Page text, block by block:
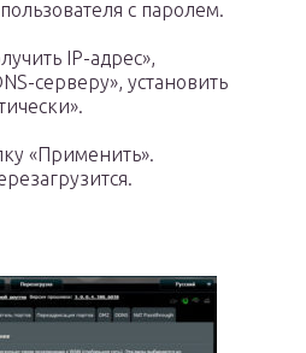
с паролем.
IP-адрес»,
серверу», установить
«Применить».